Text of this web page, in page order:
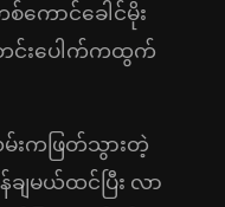
ကောင်ခေါင်မိုး
တင်းပေါက်ကထွက်
းကဖြတ်သွားတဲ့
ျမယ်ထင်ပြီး လာ